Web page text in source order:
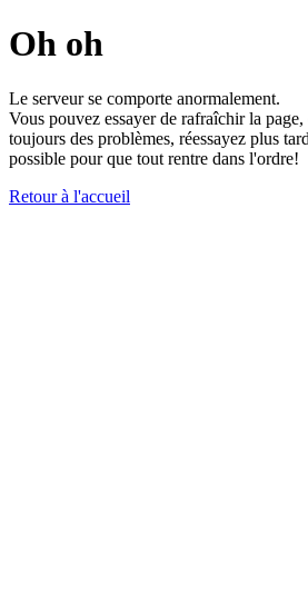
Oh oh
Le serveur se comporte anormalement.
Vous pouvez essayer de rafraîchir la
toujours des problèmes, réessayez plus
possible pour que tout rentre dans l'ordre!
Retour à l'accueil